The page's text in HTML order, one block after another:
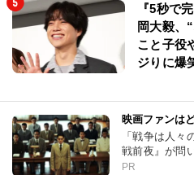
『5秒で
岡大毅、
こと子役
ジりに爆
映画ファンは
「戦争は人々
戦前夜』が問
PR